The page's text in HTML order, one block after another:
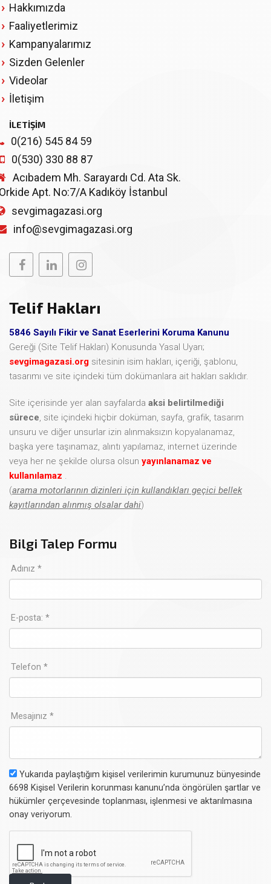
Hakkımızda
Faaliyetlerimiz
Kampanyalarımız
Sizden Gelenler
Videolar
İletişim
İLETİŞİM
0(216) 545 84 59
0(530) 330 88 87
Acıbadem Mh. Sarayardı Cd. Ata Sk.
Apt. No:7/A Kadıköy İstanbul
sevgimagazasi.org
info@sevgimagazasi.org
Telif Hakları
5846 Sayılı Fikir ve Sanat Eserlerini Koruma Kanunu
Gereği (Site Telif Hakları) Konusunda Yasal Uyarı;
sevgimagazasi.org sitesinin isim hakları, içeriği, şablonu,
tasarımı ve site içindeki tüm dokümanlara ait hakları saklıdır.
Site içerisinde yer alan sayfalarda aksi belirtilmediği
sürece , site içindeki hiçbir doküman, sayfa, grafik, tasarım
unsuru ve diğer unsurlar izin alınmaksızın kopyalanamaz,
başka yere taşınamaz, alıntı yapılamaz, internet üzerinde
veya her ne şekilde olursa olsun yayınlanamaz ve
kullanılamaz
(arama motorlarının dizinleri için kullandıkları geçici bellek
kayıtlarından alınmış olsalar dahi)
Bilgi Talep Formu
Adınız *
E-posta: *
Telefon *
Mesajınız *
Yukarıda paylaştığım kişisel verilerimin kurumunuz bünyesinde
6698 Kişisel Verilerin korunması kanunu’nda öngörülen şartlar ve
hükümler çerçevesinde toplanması, işlenmesi ve aktarılmasına
onay veriyorum.